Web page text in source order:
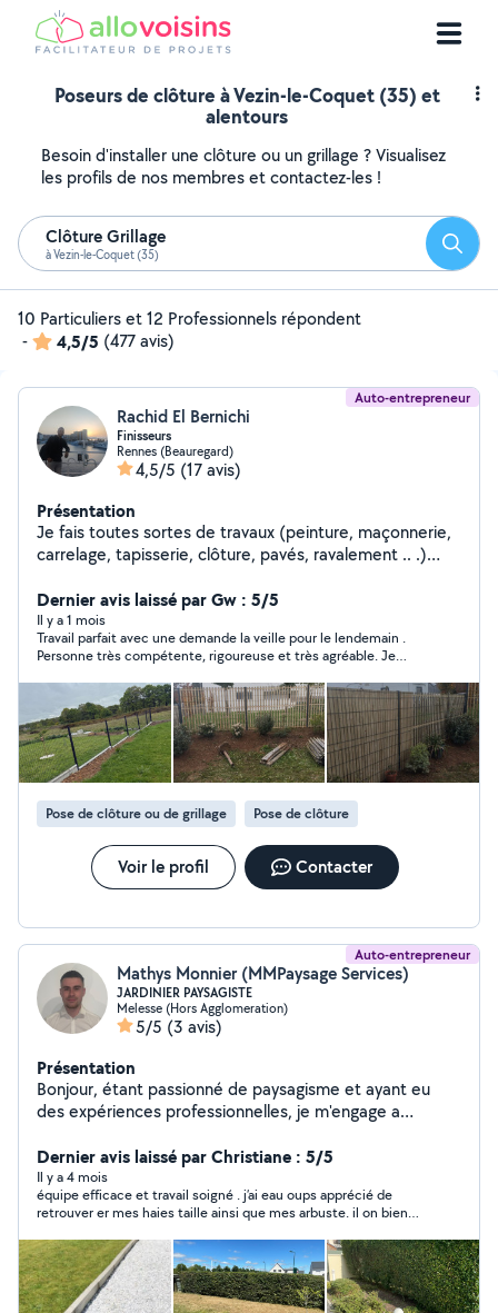
Poseurs de clôture à Vezin-le-Coquet (35) et
alentours
Besoin d'installer une clôture ou un grillage ? Visualisez
les profils de nos membres et contactez-les !
Clôture Grillage
à Vezin-le-Coquet (35)
10 Particuliers et 12 Professionnels répondent
-
4,5/5 (477 avis)
Auto-entrepreneur
Rachid El Bernichi
Finisseurs
Rennes (Beauregard)
4,5/5 (17 avis)
Présentation
Je fais toutes sortes de travaux (peinture, maçonnerie,
carrelage, tapisserie, clôture, pavés, ravalement .. .)
Dernier avis laissé par Gw : 5/5
Il y a 1 mois
Travail parfait avec une demande la veille pour le lendemain .
Personne très compétente, rigoureuse et très agréable. Je
Pose de clôture ou de grillage Pose de clôture
Voir le profil Contacter
Auto-entrepreneur
Mathys Monnier (MMPaysage Services)
JARDINIER PAYSAGISTE
Melesse (Hors Agglomeration)
5/5 (3 avis)
Présentation
Bonjour, étant passionné de paysagisme et ayant eu
des expériences professionnelles, je m'engage a
Débroussaillage, Tonte de gazon, Entretien des massifs)
avec soin. Je peux, si vous le souhaitez, évacuer les
déchets avec mon camion utilitaire et ma remorque.
Dernier avis laissé par Christiane : 5/5
Il y a 4 mois
équipe efficace et travail soigné . j’ai eau oups apprécié de
retrouver er mes haies taille ainsi que mes arbuste. il on bien
100%